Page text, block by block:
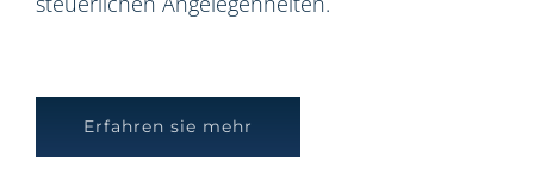
Erfahren sie mehr